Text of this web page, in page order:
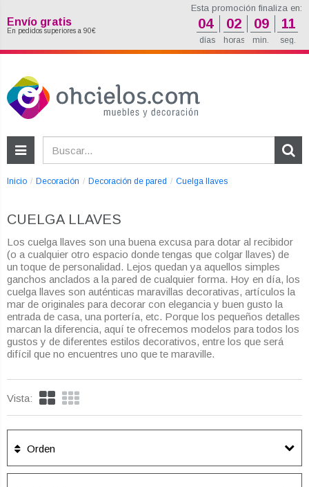
Inicio Decoración Decoración de pared Cuelga llaves
CUELGA LLAVES
Los cuelga llaves son una buena excusa para dotar al recibidor
(o a cualquier otro espacio donde tengas que colgar llaves) de
un toque de personalidad. Lejos quedan ya aquellos simples
ganchos anclados a la pared de cualquier forma. Hoy en día, los
cuelga llaves son auténticas maravillas decorativas, artículos la
mar de originales para decorar con elegancia y buen gusto la
entrada de casa, una portería, etc. Porque los pequeños detalles
marcan la diferencia, aquí te ofrecemos modelos para todos los
gustos y de diferentes estilos decorativos, entre los que será
difícil que no encuentres uno que te maraville.
Vista:
Orden
Envío gratis
En pedidos superiores a 90€
Esta promoción finaliza en:
04 02 09 10
días horas min. seg.